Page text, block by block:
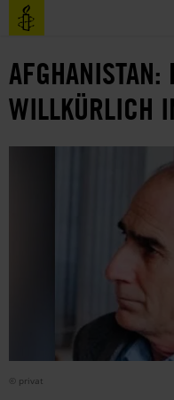
Direkt
zum
Benutzermenü
WILLKÜRLICH
© privat